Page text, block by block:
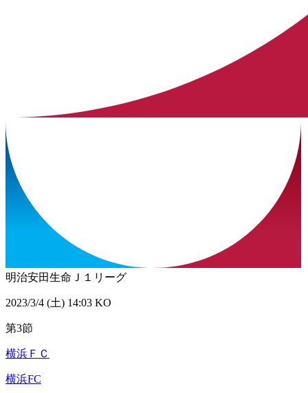
明治安田生命Ｊ１リーグ
2023/3/4 (土) 14:03 KO
第3節
横浜ＦＣ
横浜FC